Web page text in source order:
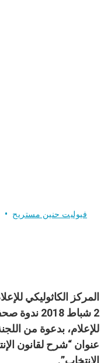
فيوليت حنين مستريح
المركز الكاثوليكي
2 شباط
للإعلام، بدعوة من
عنوان “شرح لقانون
الإنتخاب”.